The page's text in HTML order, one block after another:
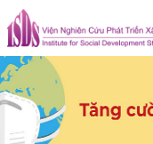
Skip
to
content